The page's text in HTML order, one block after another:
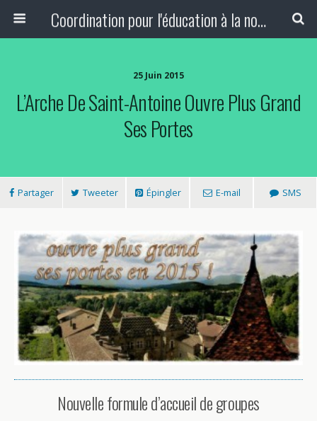
Coordination pour l'éducation à la non-violence et à la paix
25 Juin 2015
L’Arche De Saint-Antoine Ouvre Plus Grand
Ses Portes
Partager Tweeter Épingler E-mail SMS
Nouvelle formule d’accueil de groupes